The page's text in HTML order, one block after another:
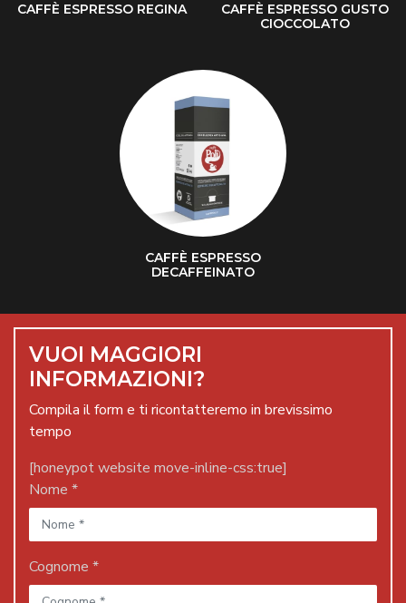
CAFFÈ ESPRESSO REGINA
CAFFÈ ESPRESSO GUSTO
CIOCCOLATO
CAFFÈ ESPRESSO
DECAFFEINATO
VUOI MAGGIORI
INFORMAZIONI?
Compila il form e ti ricontatteremo in brevissimo
tempo
[honeypot website move-inline-css:true]
Nome *
Cognome *